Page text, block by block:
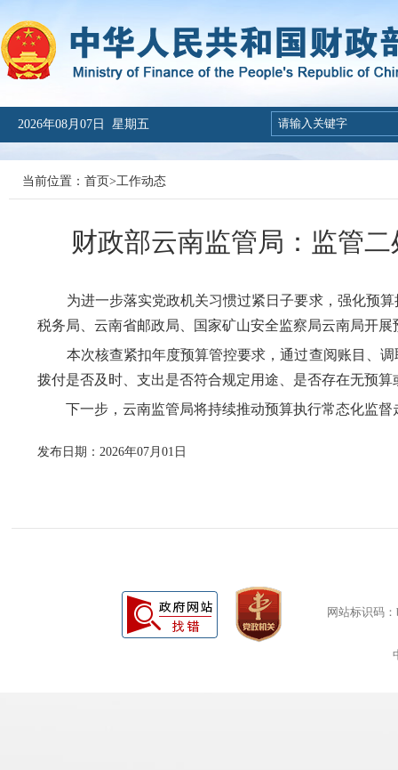
2026年08月07日 星期五
当前位置： 首页>工作动态
财政部云南监管局：监管
为进一步落实党政机关习惯过紧日子要求，强化预算
税务局、云南省邮政局、国家矿山安全监察局云南局开
本次核查紧扣年度预算管控要求，通过查阅账目、调
拨付是否及时、支出是否符合规定用途、是否存在无预
下一步，云南监管局将持续推动预算执行常态化监督
发布日期：2026年07月01日
网站标识码